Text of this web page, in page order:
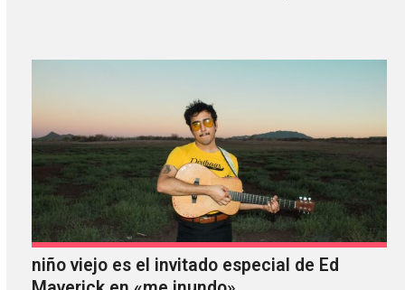
niño viejo es el invitado especial de Ed